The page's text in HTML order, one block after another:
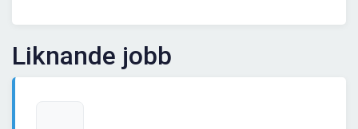
Liknande jobb